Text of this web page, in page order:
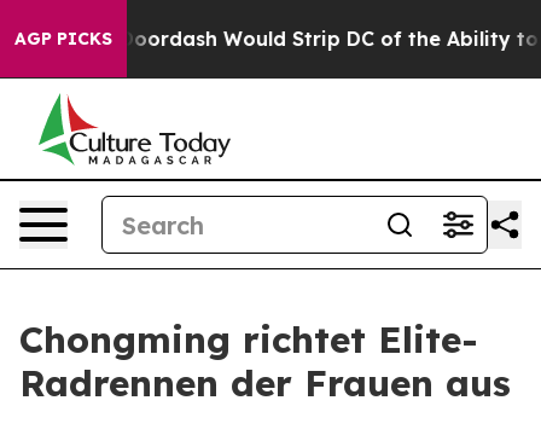
AGP PICKS
by Doordash Would Strip DC of the Ability to
Chongming richtet Elite-
Radrennen der Frauen aus